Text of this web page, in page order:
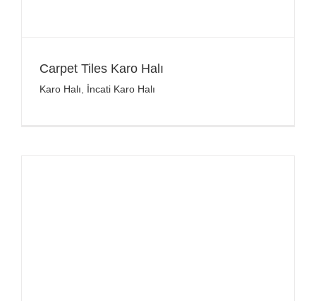
Carpet Tiles Karo Halı
Karo Halı, İncati Karo Halı